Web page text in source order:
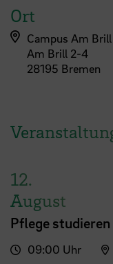
Ort
Campus Am
Am Brill 2-4
28195 Bremen
12.
August
Pflege
09:00 Uhr